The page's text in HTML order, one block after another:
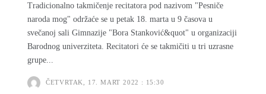
Tradicionalno takmičenje recitatora pod nazivom "Pesniče
naroda mog" održaće se u petak 18. marta u 9 časova u
svečanoj sali Gimnazije "Bora Stanković&quot" u organizaciji
Barodnog univerziteta. Recitatori će se takmičiti u tri uzrasne
grupe...
ČETVRTAK, 17. MART 2022 : 15:30